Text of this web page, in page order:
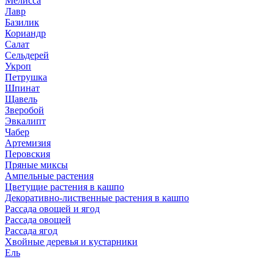
Лавр
Базилик
Кориандр
Салат
Сельдерей
Укроп
Петрушка
Шпинат
Щавель
Зверобой
Эвкалипт
Чабер
Артемизия
Перовския
Пряные миксы
Ампельные растения
Цветущие растения в кашпо
Декоративно-лиственные растения в кашпо
Рассада овощей и ягод
Рассада овощей
Рассада ягод
Хвойные деревья и кустарники
Ель